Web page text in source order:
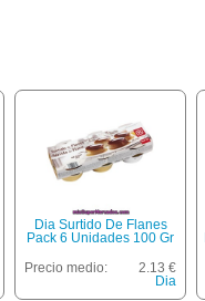
Dia Surtido De Flanes
Pack 6 Unidades 100 Gr
Precio medio:
2.13 €
Dia